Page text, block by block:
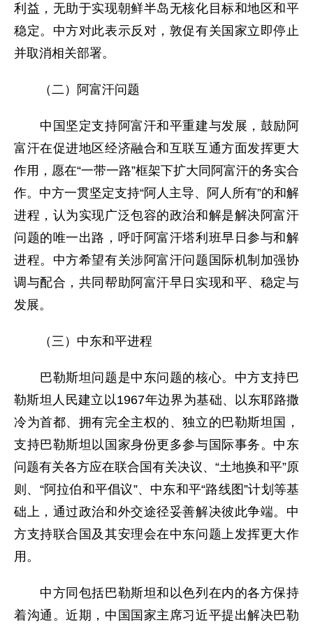
利益，无助于实现朝鲜半岛无核化目标和地区和平
稳定。中方对此表示反对，敦促有关国家立即停止
并取消相关部署。
（二）阿富汗问题
中国坚定支持阿富汗和平重建与发展，鼓励阿
富汗在促进地区经济融合和互联互通方面发挥更大
作用，愿在“一带一路”框架下扩大同阿富汗的务实合
作。中方一贯坚定支持“阿人主导、阿人所有”的和解
进程，认为实现广泛包容的政治和解是解决阿富汗
问题的唯一出路，呼吁阿富汗塔利班早日参与和解
进程。中方希望有关涉阿富汗问题国际机制加强协
调与配合，共同帮助阿富汗早日实现和平、稳定与
发展。
（三）中东和平进程
巴勒斯坦问题是中东问题的核心。中方支持巴
勒斯坦人民建立以1967年边界为基础、以东耶路撒
冷为首都、拥有完全主权的、独立的巴勒斯坦国，
支持巴勒斯坦以国家身份更多参与国际事务。中东
问题有关各方应在联合国有关决议、“土地换和平”原
则、“阿拉伯和平倡议”、中东和平“路线图”计划等基
础上，通过政治和外交途径妥善解决彼此争端。中
方支持联合国及其安理会在中东问题上发挥更大作
用。
中方同包括巴勒斯坦和以色列在内的各方保持
着沟通。近期，中国国家主席习近平提出解决巴勒